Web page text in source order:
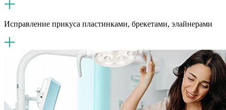
Исправление прикуса пластинками, брекетами, элайнерами